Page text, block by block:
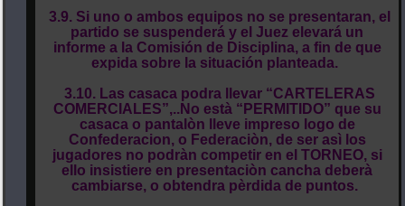
3.9. Si uno o ambos equipos no se presentaran, el
partido se suspenderá y el Juez elevará un
informe a la Comisión de Disciplina, a fin de que
expida sobre la situación planteada.
3.10. Las casaca podra llevar “CARTELERAS
COMERCIALES”,..No està “PERMITIDO” que su
casaca o pantalòn lleve impreso logo de
Confederacion, o Federaciòn, de ser asì los
jugadores no podràn competir en el TORNEO, si
ello insistiere en presentaciòn cancha deberà
cambiarse, o obtendra pèrdida de puntos.